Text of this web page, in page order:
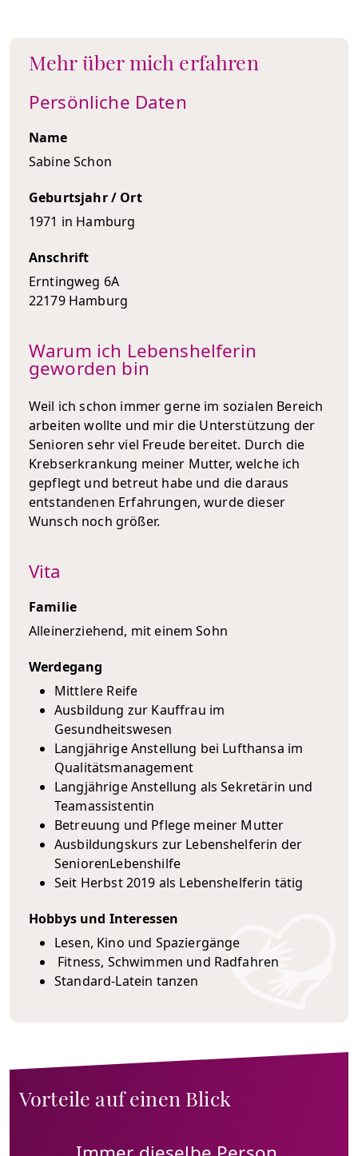
Mehr über mich erfahren
Persönliche Daten
Name
Sabine Schon
Geburtsjahr / Ort
1971 in Hamburg
Anschrift
Erntingweg 6A
22179 Hamburg
Warum ich Lebenshelferin
geworden bin
Weil ich schon immer gerne im sozialen Bereich
arbeiten wollte und mir die Unterstützung der
Senioren sehr viel Freude bereitet. Durch die
Krebserkrankung meiner Mutter, welche ich
gepflegt und betreut habe und die daraus
entstandenen Erfahrungen, wurde dieser
Wunsch noch größer.
Vita
Familie
Alleinerziehend, mit einem Sohn
Werdegang
Mittlere Reife
Ausbildung zur Kauffrau im
Gesundheitswesen
Langjährige Anstellung bei Lufthansa im
Qualitätsmanagement
Langjährige Anstellung als Sekretärin und
Teamassistentin
Betreuung und Pflege meiner Mutter
Ausbildungskurs zur Lebenshelferin der
SeniorenLebenshilfe
Seit Herbst 2019 als Lebenshelferin tätig
Hobbys und Interessen
Lesen, Kino und Spaziergänge
Fitness, Schwimmen und Radfahren
Standard-Latein tanzen
Vorteile auf einen Blick